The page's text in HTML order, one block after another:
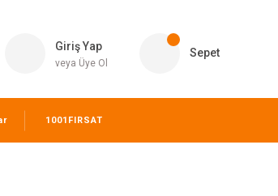
Giriş Yap
veya Üye Ol
Sepet
1001FIRSAT